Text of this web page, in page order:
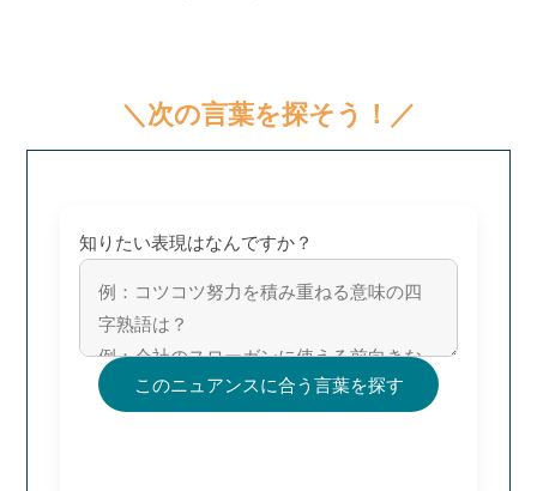
＼次の言葉を探そう！／
知りたい表現はなんですか？
このニュアンスに合う言葉を探す